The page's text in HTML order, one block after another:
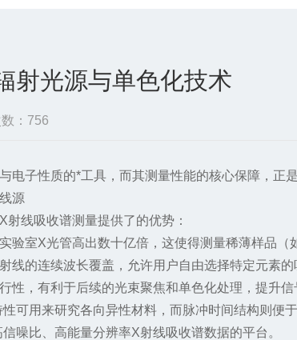
射光源与单色化技术
：756
子性质的*工具，而其测量性能的核心保障，正是
源
线吸收谱测量提供了的优势：
室X光管高出数十亿倍，这使得测量稀薄样品（
的连续波长覆盖，允许用户自由选择特定元素的
，有利于后续的光束聚焦和单色化处理，提升信
用来研究各向异性材料，而脉冲时间结构则便于
比、高能量分辨率X射线吸收谱数据的平台。